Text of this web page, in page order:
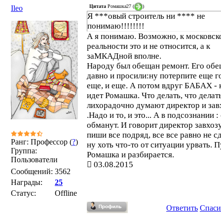
Ileo
Ранг: Профессор (?)
Группа:
Пользователи
Сообщений: 3562
Награды:
25
Статус:
Offline
Цитата Ромашка27 ( )
Я ***овый строитель ни **** не
понимаю!!!!!!!!
А я понимаю. Возможно, к
реальности это и не относится, а к
заМКАДной вполне.
Народу был обещан ремонт. Его
давно и просили:ну потерпите еще
еще, и еще. А потом вдруг БАБАХ -
идет Ромашка. Что делать, что
лихорадочно думают директор и
.Надо и то, и это... А в подсознании :
обманут. И говорит директор
пиши все подряд, все все равно не
ну хоть что-то от ситуации урвать.
Ромашка и разбирается.
03.08.2015
Ответить